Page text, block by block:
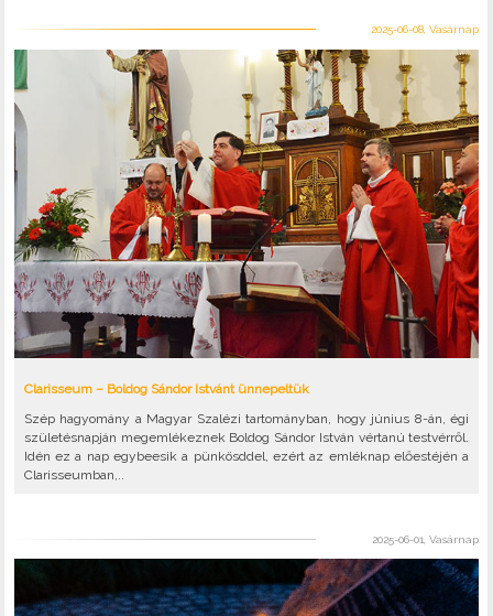
2025-06-08, Vasárnap
Clarisseum – Boldog Sándor Istvánt ünnepeltük
Szép hagyomány a Magyar Szalézi tartományban, hogy június 8-án, égi
születésnapján megemlékeznek Boldog Sándor István vértanú testvérről.
Idén ez a nap egybeesik a pünkösddel, ezért az emléknap előestéjén a
Clarisseumban,..
2025-06-01, Vasárnap